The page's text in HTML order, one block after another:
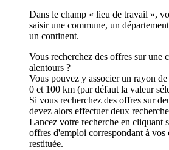
Dans le champ « lieu de travail »,
saisir une commune, un
un continent.
Vous recherchez des offres sur une
alentours ?
Vous pouvez y associer un rayon
0 et 100 km (par défaut la valeur
Si vous recherchez des offres sur
devez alors effectuer deux
Lancez votre recherche en cliquant
offres d'emploi correspondant à vos
restituée.